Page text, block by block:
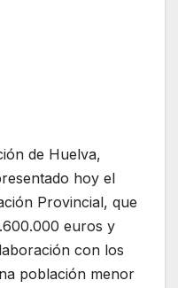
de Huelva,
hoy el
Provincial, que
euros y
con los
población menor